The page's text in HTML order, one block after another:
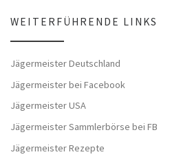
WEITERFÜHRENDE LINKS
Jägermeister Deutschland
Jägermeister bei Facebook
Jägermeister USA
Jägermeister Sammlerbörse bei FB
Jägermeister Rezepte